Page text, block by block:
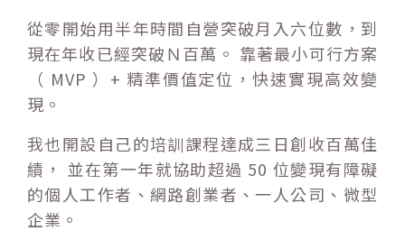
從零開始用半年時間自營突破月入六位數，到
現在年收已經突破Ｎ百萬。 靠著最小可行方案
（ MVP ）+ 精準價值定位，快速實現高效變
現。
我也開設自己的培訓課程達成三日創收百萬佳
績， 並在第一年就協助超過 50 位變現有障礙
的個人工作者、網路創業者、一人公司、微型
企業。